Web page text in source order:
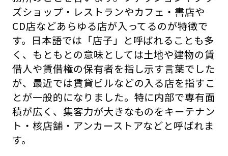
ズショップ・レストランやカフェ・書店や
CD店などあらゆる店が入ってるのが特徴で
す。日本語では「店子」と呼ばれることも多
く、もともとの意味としては土地や建物の賃
借人や賃借権の保有者を指し示す言葉でした
が、最近では賃貸ビルなどの入る店を指すこ
とが一般的になりました。特に内部で専有面
積が広く、集客力が大きなものをキーテナン
ト・核店舗・アンカーストアなどと呼ばれま
す。